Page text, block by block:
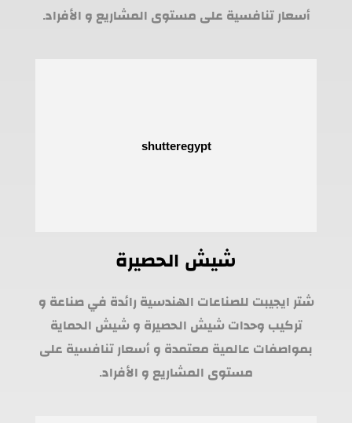
أسعار تنافسية على مستوى المشاريع و الأفراد.
شيش الحصيرة
شتر ايجيبت للصناعات الهندسية رائدة في صناعة و
تركيب وحدات شيش الحصيرة و شيش الحماية
بمواصفات عالمية معتمدة و أسعار تنافسية على
مستوى المشاريع و الأفراد.